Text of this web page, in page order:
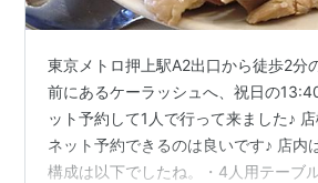
東京メトロ押上駅A2出口から徒歩2分
前にあるケーラッシュへ、祝日の
ット予約して1人で行って来ました♪
ネット予約できるのは良いです♪ 店内
構成は以下でしたね。・4人用テーブ